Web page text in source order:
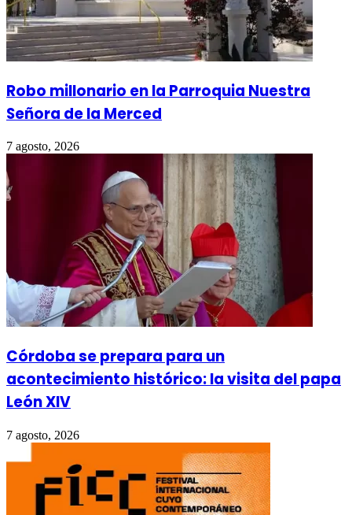
Robo millonario en la Parroquia Nuestra
Señora de la Merced
7 agosto, 2026
Córdoba se prepara para un
acontecimiento histórico: la visita del papa
León XIV
7 agosto, 2026